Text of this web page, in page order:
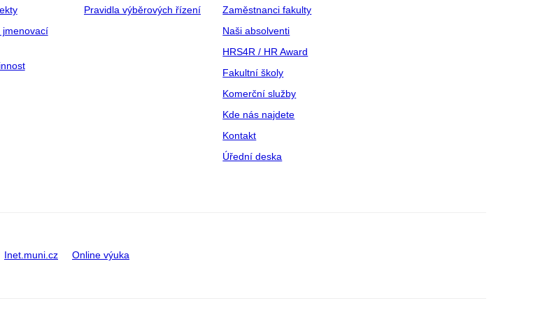
jmenovací
Pravidla výběrových řízení
Zaměstnanci fakulty
Naši absolventi
HRS4R / HR Award
Fakultní školy
Komerční služby
Kde nás najdete
Kontakt
Úřední deska
Inet.muni.cz Online výuka